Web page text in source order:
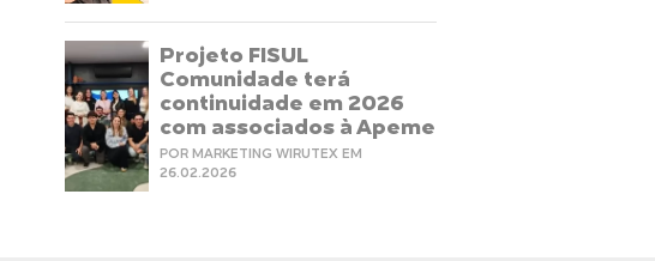
Projeto FISUL
Comunidade terá
continuidade em 2026
com associados à Apeme
POR MARKETING WIRUTEX EM
26.02.2026